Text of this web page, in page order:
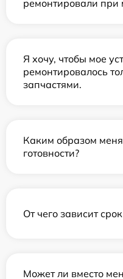
ремонтировали при
Я хочу, чтобы мое
ремонтировалось
запчастями.
Каким образом
готовности?
От чего зависит
Может ли вместо